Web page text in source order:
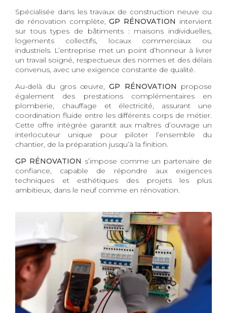
Spécialisée dans les travaux de construction neuve ou
de rénovation complète,GP RÉNOVATION intervient
sur tous types de bâtiments : maisons individuelles,
logements collectifs, locaux commerciaux ou
industriels. L’entreprise met un point d’honneur à livrer
un travail soigné, respectueux des normes et des délais
convenus, avec une exigence constante de qualité.
Au-delà du gros œuvre,GP RÉNOVATION propose
également des prestations complémentaires en
plomberie, chauffage et électricité, assurant une
coordination fluide entre les différents corps de métier.
Cette offre intégrée garantit aux maîtres d’ouvrage un
interlocuteur unique pour piloter l’ensemble du
chantier, de la préparation jusqu’à la finition.
GP RÉNOVATION s’impose comme un partenaire de
confiance, capable de répondre aux exigences
techniques et esthétiques des projets les plus
ambitieux, dans le neuf comme en rénovation.